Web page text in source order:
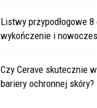
Listwy przypodłogowe
wykończenie i
Czy Cerave skutecznie
bariery ochronnej skóry?